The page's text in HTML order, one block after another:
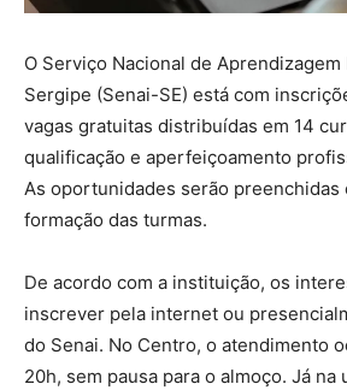
O Serviço Nacional de
Sergipe (Senai-SE) está com
vagas gratuitas distribuídas em 14
qualificação e aperfeiçoamento
As oportunidades serão preenchidas
formação das turmas.
De acordo com a instituição, os
inscrever pela internet ou
do Senai. No Centro, o atendimento
20h, sem pausa para o almoço. Já